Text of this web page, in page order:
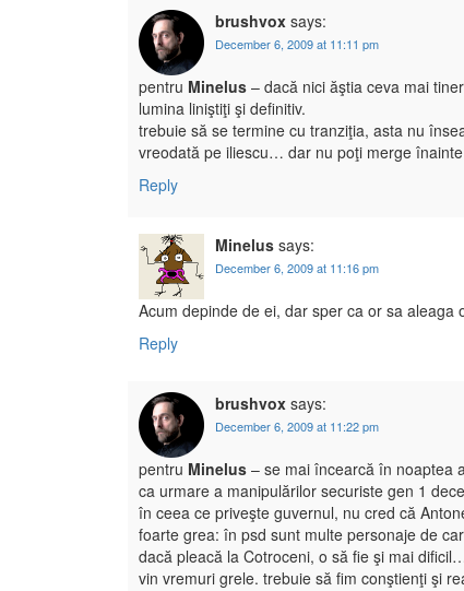
brushvox says:
December 6, 2009 at 11:11 pm
pentru Minelus – dacă nici ăştia ceva mai
lumina liniştiţi şi definitiv.
trebuie să se termine cu tranziţia, asta nu
vreodată pe iliescu… dar nu poţi merge
Reply
Minelus says:
December 6, 2009 at 11:16 pm
Acum depinde de ei, dar sper ca or sa aleaga
Reply
brushvox says:
December 6, 2009 at 11:22 pm
pentru Minelus – se mai încearcă în noaptea
ca urmare a manipulărilor securiste gen 1
în ceea ce priveşte guvernul, nu cred că
foarte grea: în psd sunt multe personaje de
dacă pleacă la Cotroceni, o să fie şi mai
vin vremuri grele. trebuie să fim conştienţi şi